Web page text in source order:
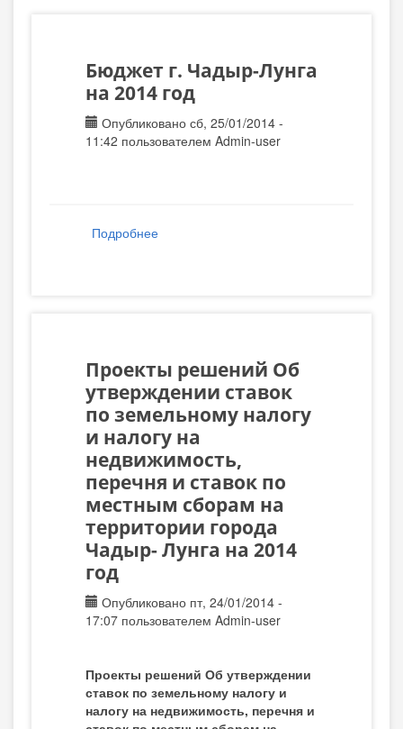
Бюджет г. Чадыр-Лунга
на 2014 год
Опубликовано сб, 25/01/2014 -
11:42 пользователем Admin-user
Подробнее
Проекты решений Об
утверждении ставок
по земельному налогу
и налогу на
недвижимость,
перечня и ставок по
местным сборам на
территории города
Чадыр- Лунга на 2014
год
Опубликовано пт, 24/01/2014 -
17:07 пользователем Admin-user
Проекты решений Об утверждении
ставок по земельному налогу и
налогу на недвижимость, перечня и